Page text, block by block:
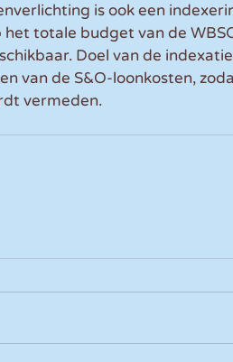
is ook een
totale budget van de
Doel van de
van de S&O-loonkosten,
vermeden.